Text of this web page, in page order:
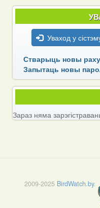
Уваход у
Стварыць новы
Запытаць новы
Зараз няма
2009-2025 BirdWatch.by.